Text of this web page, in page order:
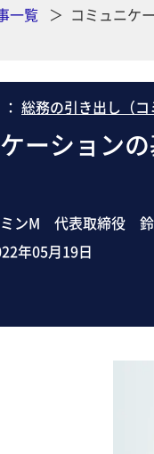
一覧 コミュニケ
： 総務の引き出し（コ
ーション
ミンM 代表取締役
年05月19日